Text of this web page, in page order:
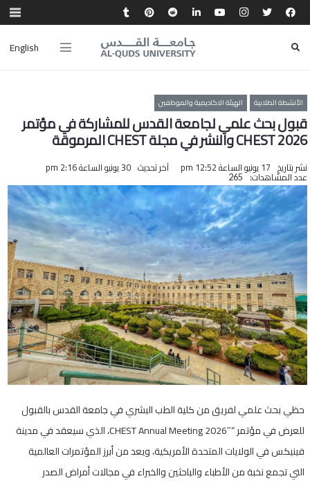
English
الأنشطة الطلابية الهيئة الاكاديمية والموظفين
قبول بحث علمي لجامعة القدس للمشاركة في مؤتمر
CHEST 2026 والنشر في مجلة CHEST المرموقة
نشر بتاريخ 17 يونيو الساعة 12:52 pm آخر تحديث 30 يونيو الساعة 2:16 pm
عدد المشاهدات: 265
حظي بحث علمي لفريق من كلية الطب البشري في جامعة القدس بالقبول
للعرض في مؤتمر “CHEST Annual Meeting 2026″، الذي سيعقد في مدينة
فينيكس في الولايات المتحدة الأمريكية، ويعد من أبرز المؤتمرات العالمية
التي تجمع نخبة من الأطباء والباحثين والخبراء في مجالات أمراض الصدر